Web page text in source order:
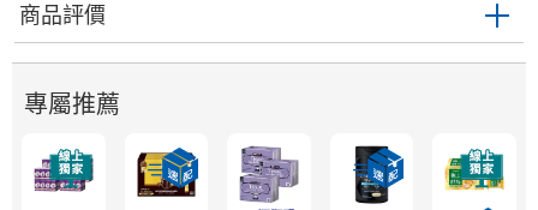
商品評價
專屬推薦